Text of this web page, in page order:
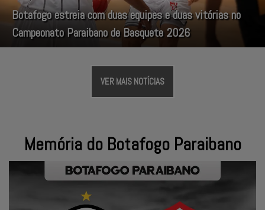
Botafogo estreia com duas equipes e duas vitórias no
Campeonato Paraibano de Basquete 2026
VER MAIS NOTÍCIAS
Memória do Botafogo Paraibano